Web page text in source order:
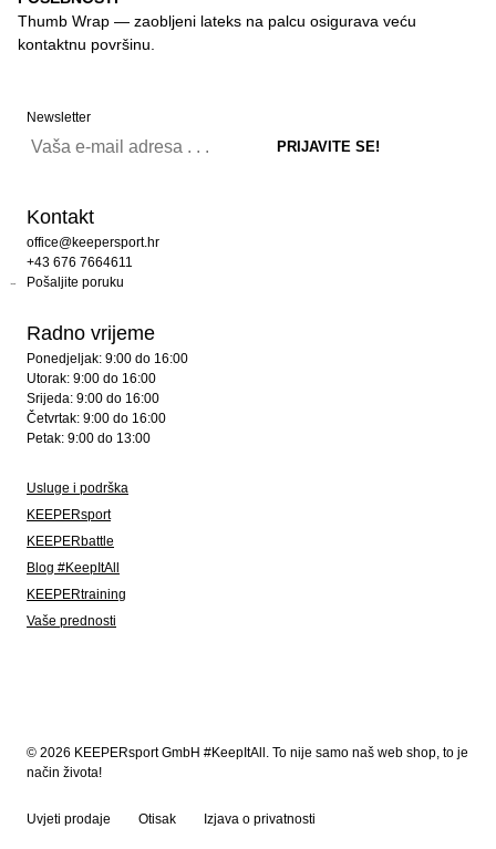
Thumb Wrap — zaobljeni lateks na palcu osigurava veću
kontaktnu površinu.
Newsletter
Kontakt
office@keepersport.hr
+43 676 7664611
Pošaljite poruku
Radno vrijeme
Ponedjeljak: 9:00 do 16:00
Utorak: 9:00 do 16:00
Srijeda: 9:00 do 16:00
Četvrtak: 9:00 do 16:00
Petak: 9:00 do 13:00
Usluge i podrška
KEEPERsport
KEEPERbattle
Blog #KeepItAll
KEEPERtraining
Vaše prednosti
© 2026 KEEPERsport GmbH #KeepItAll. To nije samo naš web shop, to je
način života!
Uvjeti prodaje Otisak Izjava o privatnosti